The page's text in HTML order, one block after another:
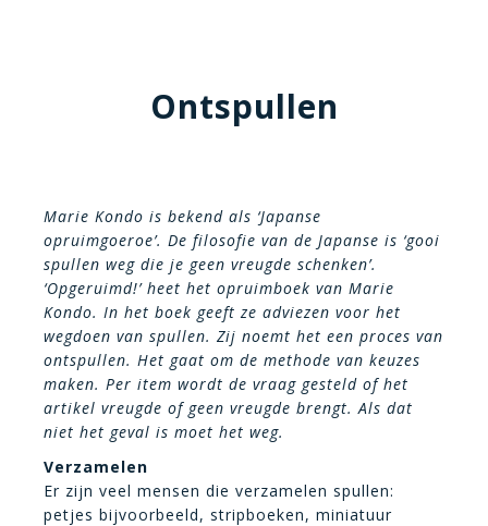
Ontspullen
Marie Kondo is bekend als ‘Japanse
opruimgoeroe’. De filosofie van de Japanse is ‘gooi
spullen weg die je geen vreugde schenken’.
‘Opgeruimd!’ heet het opruimboek van Marie
Kondo. In het boek geeft ze adviezen voor het
wegdoen van spullen. Zij noemt het een proces van
ontspullen. Het gaat om de methode van keuzes
maken. Per item wordt de vraag gesteld of het
artikel vreugde of geen vreugde brengt. Als dat
niet het geval is moet het weg.
Verzamelen
Er zijn veel mensen die verzamelen spullen:
petjes bijvoorbeeld, stripboeken, miniatuur